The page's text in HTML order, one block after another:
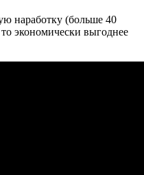
наработку (больше 40
экономически выгоднее